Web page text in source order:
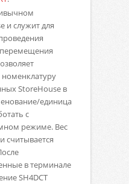
и служит для
StoreHouse в
единица
с
режиме. Вес
считывается
в терминале
SH4DCT